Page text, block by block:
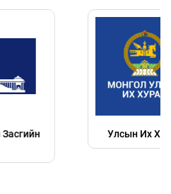
Улсын Их Хурал